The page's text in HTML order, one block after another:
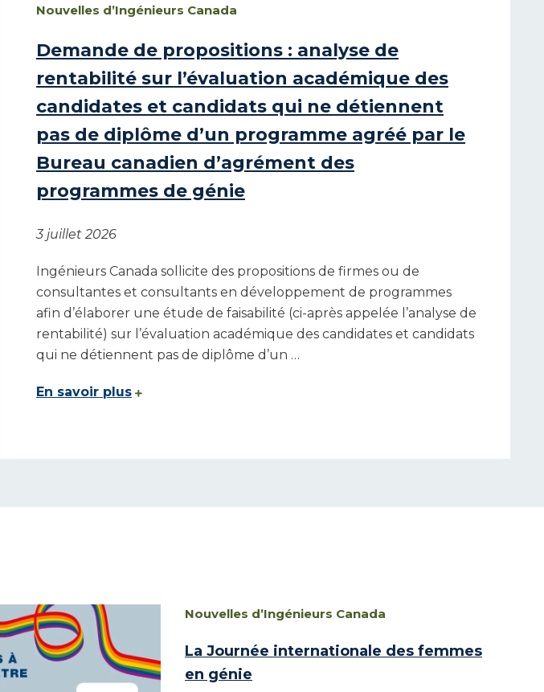
Nouvelles d’Ingénieurs Canada
Demande de propositions : analyse de
rentabilité sur l’évaluation académique des
candidates et candidats qui ne détiennent
pas de diplôme d’un programme agréé par le
Bureau canadien d’agrément des
programmes de génie
3 juillet 2026
Ingénieurs Canada sollicite des propositions de firmes ou de
consultantes et consultants en développement de programmes
afin d’élaborer une étude de faisabilité (ci-après appelée l’analyse de
rentabilité) sur l’évaluation académique des candidates et candidats
qui ne détiennent pas de diplôme d’un …
En savoir plus
Nouvelles d’Ingénieurs Canada
La Journée internationale des femmes
en génie